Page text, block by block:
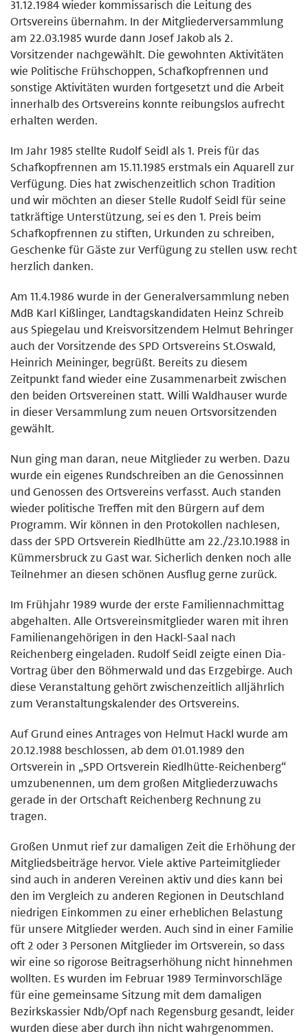
31.12.1984 wieder kommissarisch die Leitung des
Ortsvereins übernahm. In der Mitgliederversammlung
am 22.03.1985 wurde dann Josef Jakob als 2.
Vorsitzender nachgewählt. Die gewohnten Aktivitäten
wie Politische Frühschoppen, Schafkopfrennen und
sonstige Aktivitäten wurden fortgesetzt und die Arbeit
innerhalb des Ortsvereins konnte reibungslos aufrecht
erhalten werden.
Im Jahr 1985 stellte Rudolf Seidl als 1. Preis für das
Schafkopfrennen am 15.11.1985 erstmals ein Aquarell zur
Verfügung. Dies hat zwischenzeitlich schon Tradition
und wir möchten an dieser Stelle Rudolf Seidl für seine
tatkräftige Unterstützung, sei es den 1. Preis beim
Schafkopfrennen zu stiften, Urkunden zu schreiben,
Geschenke für Gäste zur Verfügung zu stellen usw. recht
herzlich danken.
Am 11.4.1986 wurde in der Generalversammlung neben
MdB Karl Kißlinger, Landtagskandidaten Heinz Schreib
aus Spiegelau und Kreisvorsitzendem Helmut Behringer
auch der Vorsitzende des SPD Ortsvereins St.Oswald,
Heinrich Meininger, begrüßt. Bereits zu diesem
Zeitpunkt fand wieder eine Zusammenarbeit zwischen
den beiden Ortsvereinen statt. Willi Waldhauser wurde
in dieser Versammlung zum neuen Ortsvorsitzenden
gewählt.
Nun ging man daran, neue Mitglieder zu werben. Dazu
wurde ein eigenes Rundschreiben an die Genossinnen
und Genossen des Ortsvereins verfasst. Auch standen
wieder politische Treffen mit den Bürgern auf dem
Programm. Wir können in den Protokollen nachlesen,
dass der SPD Ortsverein Riedlhütte am 22./23.10.1988 in
Kümmersbruck zu Gast war. Sicherlich denken noch alle
Teilnehmer an diesen schönen Ausflug gerne zurück.
Im Frühjahr 1989 wurde der erste Familiennachmittag
abgehalten. Alle Ortsvereinsmitglieder waren mit ihren
Familienangehörigen in den Hackl-Saal nach
Reichenberg eingeladen. Rudolf Seidl zeigte einen Dia-
Vortrag über den Böhmerwald und das Erzgebirge. Auch
diese Veranstaltung gehört zwischenzeitlich alljährlich
zum Veranstaltungskalender des Ortsvereins.
Auf Grund eines Antrages von Helmut Hackl wurde am
20.12.1988 beschlossen, ab dem 01.01.1989 den
Ortsverein in „SPD Ortsverein Riedlhütte-Reichenberg“
umzubenennen, um dem großen Mitgliederzuwachs
gerade in der Ortschaft Reichenberg Rechnung zu
tragen.
Großen Unmut rief zur damaligen Zeit die Erhöhung der
Mitgliedsbeiträge hervor. Viele aktive Parteimitglieder
sind auch in anderen Vereinen aktiv und dies kann bei
den im Vergleich zu anderen Regionen in Deutschland
niedrigen Einkommen zu einer erheblichen Belastung
für unsere Mitglieder werden. Auch sind in einer Familie
oft 2 oder 3 Personen Mitglieder im Ortsverein, so dass
wir eine so rigorose Beitragserhöhung nicht hinnehmen
wollten. Es wurden im Februar 1989 Terminvorschläge
für eine gemeinsame Sitzung mit dem damaligen
Bezirkskassier Ndb/Opf nach Regensburg gesandt, leider
wurden diese aber durch ihn nicht wahrgenommen.